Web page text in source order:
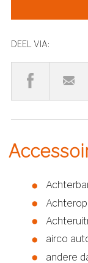
DEEL VIA:
airco
andere